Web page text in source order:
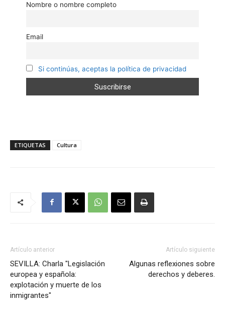
Nombre o nombre completo
Email
Si continúas, aceptas la política de privacidad
ETIQUETAS Cultura
Artículo anterior
SEVILLA: Charla "Legislación
europea y española:
explotación y muerte de los
inmigrantes"
Artículo siguiente
Algunas reflexiones sobre
derechos y deberes.